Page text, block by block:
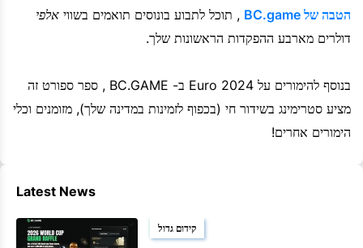
הטבה של BC.game
, תוכל לתבוע בונוסים תואמים בשווי אלפי
דולרים מארבע ההפקדות הראשונות שלך.
בנוסף להימורים על Euro 2024 ב- BC.GAME , ספר ספורט זה
מציע סטרימינג בשידור חי (בכפוף לזמינות במדינה שלך), מזומנים וכלי
הימורים אחרים!
Latest News
קידום גדול